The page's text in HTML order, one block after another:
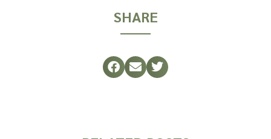
SHARE